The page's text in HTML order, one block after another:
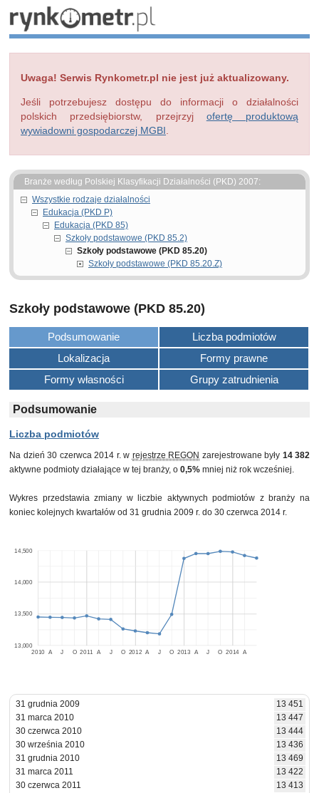
Uwaga! Serwis Rynkometr.pl nie jest już aktualizowany.
Jeśli potrzebujesz dostępu do informacji o działalności
polskich przedsiębiorstw, przejrzyj ofertę produktową
wywiadowni gospodarczej MGBI
Branże według Polskiej Klasyfikacji Działalności (PKD) 2007:
Wszystkie rodzaje działalności
Edukacja (PKD P)
Edukacja (PKD 85)
Szkoły podstawowe (PKD 85.2)
Szkoły podstawowe (PKD 85.20)
Szkoły podstawowe (PKD 85.20.Z)
Szkoły podstawowe (PKD 85.20)
Podsumowanie
Liczba podmiotów
Lokalizacja
Formy prawne
Formy własności
Grupy zatrudnienia
Podsumowanie
Liczba podmiotów
Na dzień 30 czerwca 2014 r. w rejestrze REGON zarejestrowane były 14 382
aktywne podmioty działające w tej branży, o 0,5% mniej niż rok wcześniej.
Wykres przedstawia zmiany w liczbie aktywnych podmiotów z branży na
koniec kolejnych kwartałów od 31 grudnia 2009 r. do 30 czerwca 2014 r.
2010 2011 2012 2013 2014
A J O A J O A J O A J O A
13,000
13,500
14,000
14,500
31 grudnia 2009
13 451
31 marca 2010
13 447
30 czerwca 2010
13 444
30 września 2010
13 436
31 grudnia 2010
13 469
31 marca 2011
13 422
30 czerwca 2011
13 413